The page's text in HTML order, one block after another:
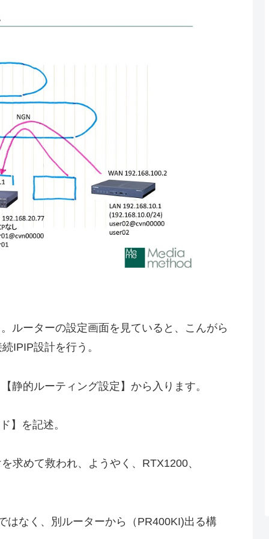
ルーターの設定画面を見ていると、こんがら
IPIP設計を行う。
静的ルーティング設定】から入ります。
】を記述。
求めて救われ、ようやく、RTX1200、
なく、別ルーターから（PR400KI)出る構